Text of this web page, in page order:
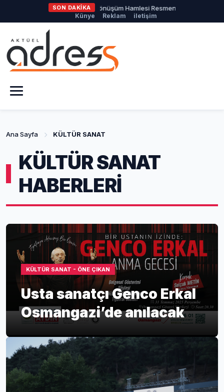
SON DAKİKA
Tarihi Dönüşüm Hamlesi Resmen Başladı
Künye Reklam iletişim
Ana Sayfa KÜLTÜR SANAT
KÜLTÜR SANAT
HABERLERİ
KÜLTÜR SANAT - ÖNE ÇIKAN
Usta sanatçı Genco Erkal
Osmangazi’de anılacak